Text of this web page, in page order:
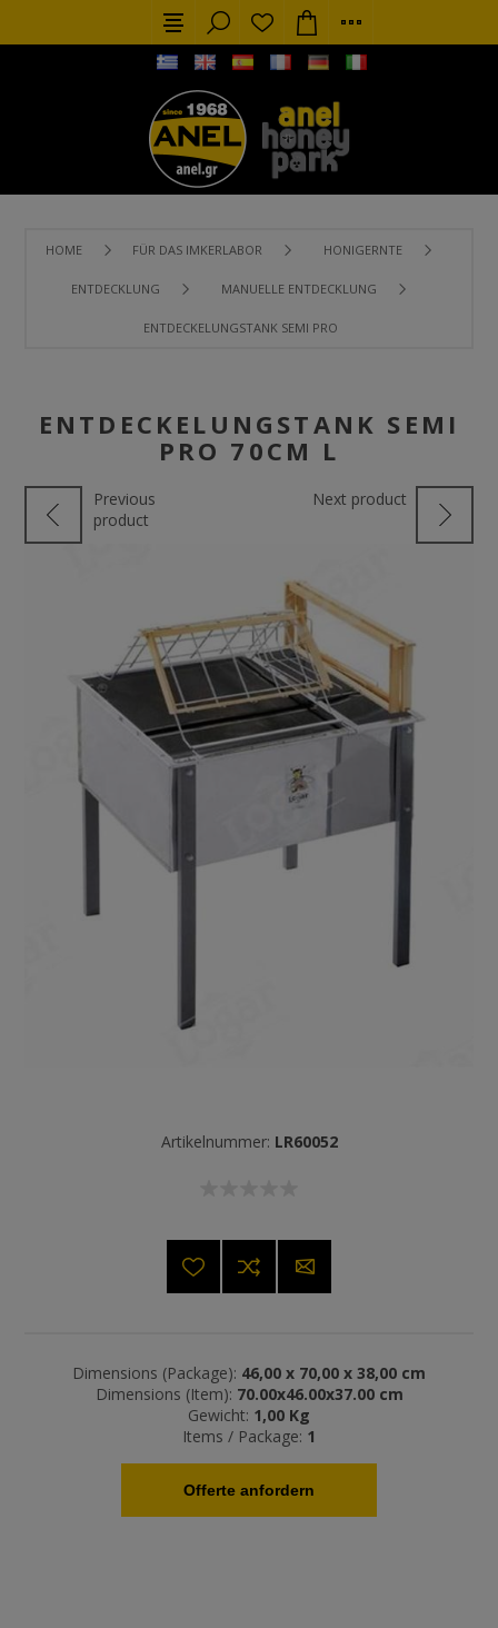
HOME FÜR DAS IMKERLABOR HONIGERNTE
ENTDECKLUNG MANUELLE ENTDECKLUNG
ENTDECKELUNGSTANK SEMI PRO 70CM L
ENTDECKELUNGSTANK SEMI
PRO 70CM L
Previous
product
Next product
Artikelnummer: LR60052
Dimensions (Package): 46,00 x 70,00 x 38,00 cm
Dimensions (Item): 70.00x46.00x37.00 cm
Gewicht: 1,00 Kg
Items / Package: 1
Offerte anfordern